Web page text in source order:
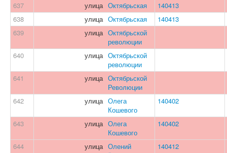
637 улица Октябрьская
140413
638
улица Октябрьская
140413
639
улица Октябрьской
революции
640
улица Октябрьской
революции
641
улица Октябрьской
Революции
642
улица Олега
Кошевого
140402
643 улица Олега
Кошевого
140402
644 улица Олений
140412